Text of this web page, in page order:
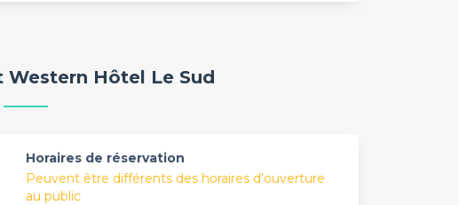
Vous trouverez à proximité de l’établissement des
vous garantit un excellent séjour pendant votre
Western Hôtel Le Sud
Horaires de réservation
Peuvent être différents des horaires d'ouverture
au public